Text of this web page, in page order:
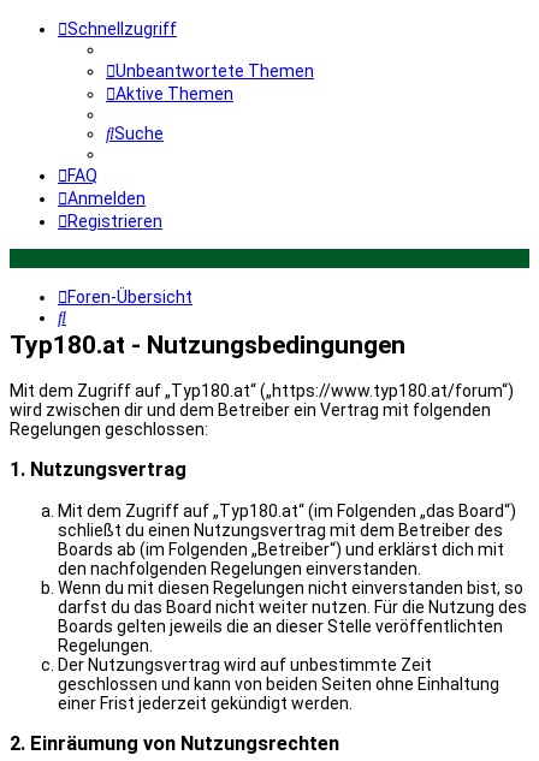
Schnellzugriff
Unbeantwortete Themen
Aktive Themen
Suche
FAQ
Anmelden
Registrieren
Foren-Übersicht
Suche
Typ180.at - Nutzungsbedingungen
Mit dem Zugriff auf „Typ180.at“ („https://www.typ180.at/forum“)
wird zwischen dir und dem Betreiber ein Vertrag mit folgenden
Regelungen geschlossen:
1. Nutzungsvertrag
Mit dem Zugriff auf „Typ180.at“ (im Folgenden „das Board“)
schließt du einen Nutzungsvertrag mit dem Betreiber des
Boards ab (im Folgenden „Betreiber“) und erklärst dich mit
den nachfolgenden Regelungen einverstanden.
Wenn du mit diesen Regelungen nicht einverstanden bist, so
darfst du das Board nicht weiter nutzen. Für die Nutzung des
Boards gelten jeweils die an dieser Stelle veröffentlichten
Regelungen.
Der Nutzungsvertrag wird auf unbestimmte Zeit
geschlossen und kann von beiden Seiten ohne Einhaltung
einer Frist jederzeit gekündigt werden.
2. Einräumung von Nutzungsrechten